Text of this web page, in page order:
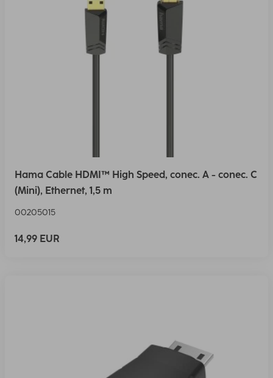
Hama Cable HDMI™ High Speed, conec. A - conec. C
(Mini), Ethernet, 1,5 m
00205015
14,99 EUR